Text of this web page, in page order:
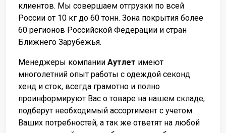
клиентов. Мы совершаем отгрузки по всей
России от 10 кг до 60 тонн. Зона покрытия более
60 регионов Российской Федерации и стран
Ближнего Зарубежья.
Менеджеры компании Аутлет имеют
многолетний опыт работы с одеждой секонд
хенд и сток, всегда грамотно и полно
проинформируют Вас о товаре на нашем складе,
подберут необходимый ассортимент с учетом
Ваших потребностей, а так же ответят на любой